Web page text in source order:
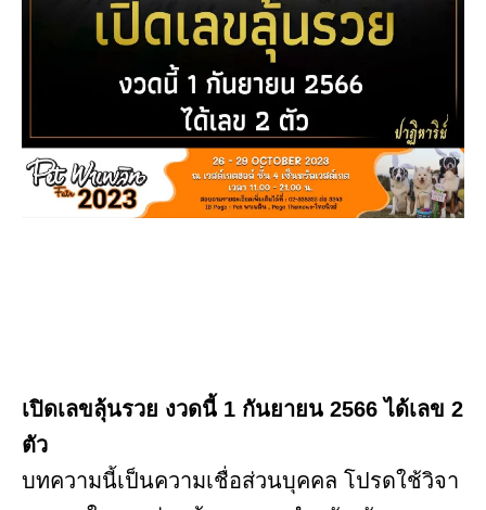
เปิดเลขลุ้นรวย งวดนี้ 1 กันยายน 2566 ได้เลข 2
ตัว
บทความนี้เป็นความเชื่อส่วนบุคคล โปรดใช้วิจา